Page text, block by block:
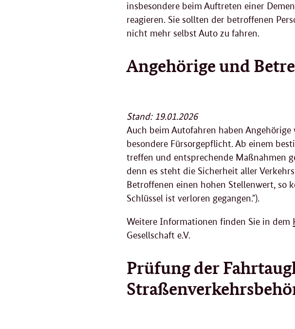
insbesondere beim Auftreten einer
reagieren. Sie sollten der betroffenen
nicht mehr selbst Auto zu fahren.
Angehörige und
Stand: 19.01.2026
Auch beim Autofahren haben
besondere Fürsorgepflicht. Ab einem
treffen und entsprechende Maßnahmen
denn es steht die Sicherheit aller
Betroffenen einen hohen Stellenwert, so
Schlüssel ist verloren gegangen.").
Weitere Informationen finden Sie in dem
Gesellschaft e.V.
Prüfung der